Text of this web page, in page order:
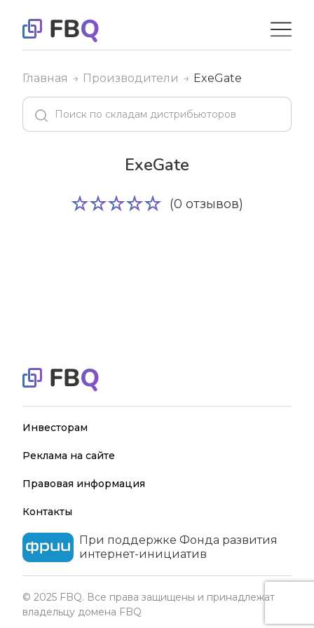
Главная Производители ExeGate
ExeGate
(0 отзывов)
При поддержке Фонда развития
интернет-инициатив
Инвесторам
Реклама на сайте
Правовая информация
Контакты
© 2025 FBQ. Все права защищены и принадлежат
владельцу домена FBQ